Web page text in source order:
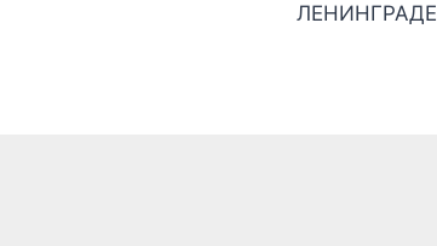
ЛЕНИНГРАДЕ